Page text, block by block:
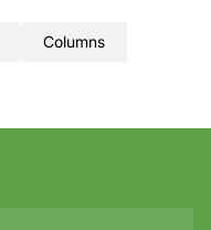
Columns